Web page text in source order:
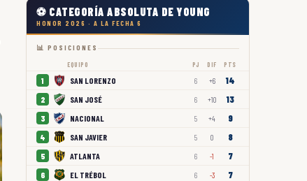
⚽ CATEGORÍA ABSOLUTA DE YOUNG
HONOR 2026 · A LA FECHA 6
📊 POSICIONES
EQUIPO PJ DIF PTS
1 SAN LORENZO 6 +6 14
2 SAN JOSÉ 6 +10 13
3 NACIONAL 5 +4 9
4 SAN JAVIER 5 0 8
5 ATLANTA 6 -1 7
6 EL TRÉBOL 6 -3 7